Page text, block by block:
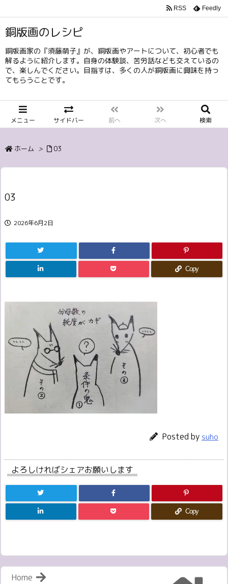
銅版画のレシピ
銅版画家の『須藤萌子』が、銅版画やアートについて、初心者でも
解るように紹介します。自身の体験談、苦労話なども交えているの
で、楽しんでください。目指すは、多くの人が銅版画に興味を持っ
てもらうことです。
メニュー サイドバー 前へ 次へ 検索
RSS Feedly
ホーム > 03
03
2026年6月2日
Copy
Posted by suho
よろしければシェアお願いします
Copy
Home